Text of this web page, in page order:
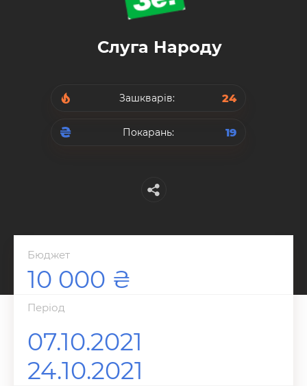
Слуга Народу
Зашкварів: 24
Покарань: 19
Бюджет
10 000
Перiод
07.10.2021
24.10.2021